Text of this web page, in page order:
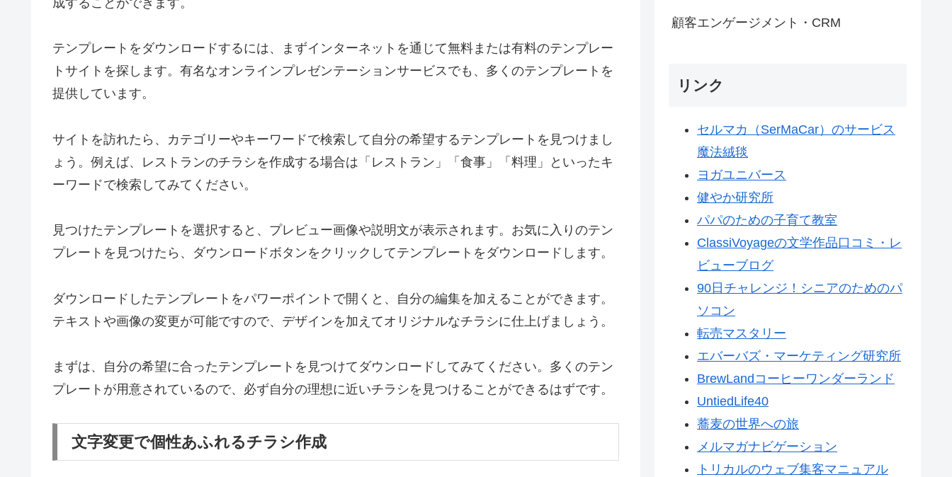
成することができます。
テンプレートをダウンロードするには、まずインターネットを通じて無料または有料のテンプレー
トサイトを探します。有名なオンラインプレゼンテーションサービスでも、多くのテンプレートを
提供しています。
サイトを訪れたら、カテゴリーやキーワードで検索して自分の希望するテンプレートを見つけまし
ょう。例えば、レストランのチラシを作成する場合は「レストラン」「食事」「料理」といったキ
ーワードで検索してみてください。
見つけたテンプレートを選択すると、プレビュー画像や説明文が表示されます。お気に入りのテン
プレートを見つけたら、ダウンロードボタンをクリックしてテンプレートをダウンロードします。
ダウンロードしたテンプレートをパワーポイントで開くと、自分の編集を加えることができます。
テキストや画像の変更が可能ですので、デザインを加えてオリジナルなチラシに仕上げましょう。
まずは、自分の希望に合ったテンプレートを見つけてダウンロードしてみてください。多くのテン
プレートが用意されているので、必ず自分の理想に近いチラシを見つけることができるはずです。
文字変更で個性あふれるチラシ作成
顧客エンゲージメント・CRM
リンク
セルマカ（SerMaCar）のサービス
魔法絨毯
ヨガユニバース
健やか研究所
パパのための子育て教室
ClassiVoyageの文学作品口コミ・レ
ビューブログ
90日チャレンジ！シニアのためのパ
ソコン
転売マスタリー
エバーバズ・マーケティング研究所
BrewLandコーヒーワンダーランド
UntiedLife40
蕎麦の世界への旅
メルマガナビゲーション
トリカルのウェブ集客マニュアル